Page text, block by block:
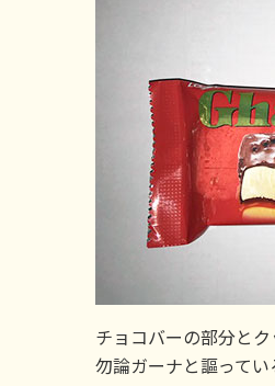
チョコバーの部分と
勿論ガーナと謳ってい